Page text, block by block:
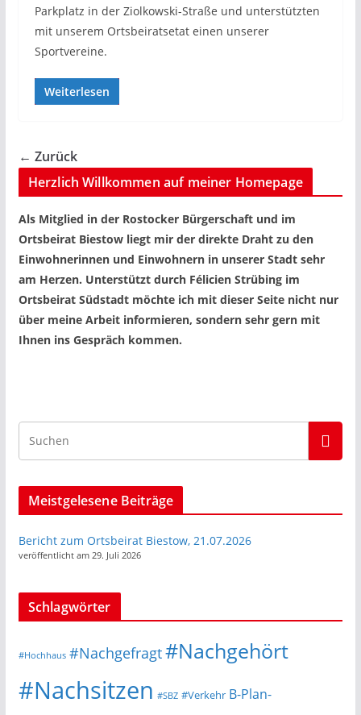
Parkplatz in der Ziolkowski-Straße und unterstützten
mit unserem Ortsbeiratsetat einen unserer
Sportvereine.
Weiterlesen
← Zurück
Herzlich Willkommen auf meiner Homepage
Als Mitglied in der Rostocker Bürgerschaft und im
Ortsbeirat Biestow liegt mir der direkte Draht zu den
Einwohnerinnen und Einwohnern in unserer Stadt sehr
am Herzen. Unterstützt durch Félicien Strübing im
Ortsbeirat Südstadt möchte ich mit dieser Seite nicht nur
über meine Arbeit informieren, sondern sehr gern mit
Ihnen ins Gespräch kommen.
Meistgelesene Beiträge
Bericht zum Ortsbeirat Biestow, 21.07.2026
veröffentlicht am 29. Juli 2026
Schlagwörter
#Hochhaus #Nachgefragt#Nachgehört
#Nachsitzen #SBZ #Verkehr B-Plan-